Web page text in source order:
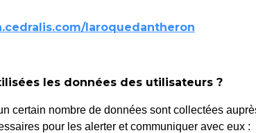
stands de
laroquedantheron
les données des utilisateurs ?
certain nombre de données sont collectées
pour les alerter et communiquer avec eux :